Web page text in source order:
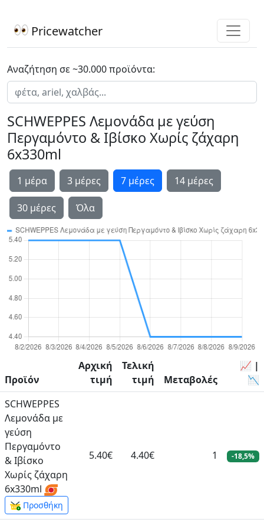
Pricewatcher
Αναζήτηση σε ~30.000 προϊόντα:
SCHWEPPES Λεμονάδα με γεύση
Περγαμόντο & Ιβίσκο Χωρίς ζάχαρη
6x330ml
1 μέρα 3 μέρες 7 μέρες 14 μέρες
30 μέρες Όλα
Προϊόν
Αρχική
τιμή
Τελική
τιμή
Μεταβολές
📈 |
📉
SCHWEPPES
Λεμονάδα με
γεύση
Περγαμόντο
& Ιβίσκο
Χωρίς ζάχαρη
6x330ml
Προσθήκη
5.40€ 4.40€ 1 -18,5%